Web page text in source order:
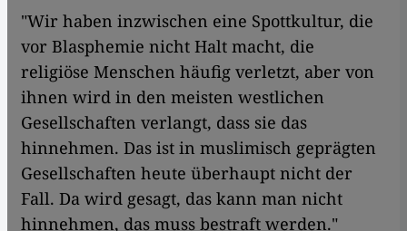
"Wir haben inzwischen eine Spottkultur, die
vor Blasphemie nicht Halt macht, die
religiöse Menschen häufig verletzt, aber von
ihnen wird in den meisten westlichen
Gesellschaften verlangt, dass sie das
hinnehmen. Das ist in muslimisch geprägten
Gesellschaften heute überhaupt nicht der
Fall. Da wird gesagt, das kann man nicht
hinnehmen, das muss bestraft werden."